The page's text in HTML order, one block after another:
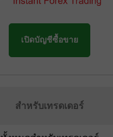
เปิดบัญชีซื้อขาย
สำหรับเทรดเดอร์